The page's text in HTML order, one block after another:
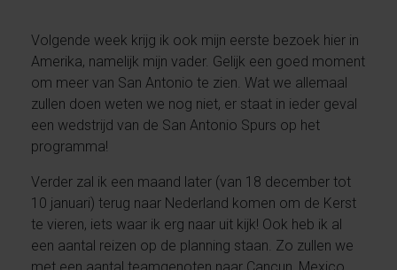
Volgende week krijg ik ook mijn eerste bezoek hier in
Amerika, namelijk mijn vader. Gelijk een goed moment
om meer van San Antonio te zien. Wat we allemaal
zullen doen weten we nog niet, er staat in ieder geval
een wedstrijd van de San Antonio Spurs op het
programma!
Verder zal ik een maand later (van 18 december tot
10 januari) terug naar Nederland komen om de Kerst
te vieren, iets waar ik erg naar uit kijk! Ook heb ik al
een aantal reizen op de planning staan. Zo zullen we
met een aantal teamgenoten naar Cancun, Mexico